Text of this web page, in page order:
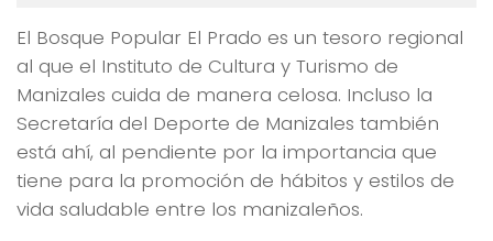
El Bosque Popular El Prado es un tesoro regional
al que el Instituto de Cultura y Turismo de
Manizales cuida de manera celosa. Incluso la
Secretaría del Deporte de Manizales también
está ahí, al pendiente por la importancia que
tiene para la promoción de hábitos y estilos de
vida saludable entre los manizaleños.